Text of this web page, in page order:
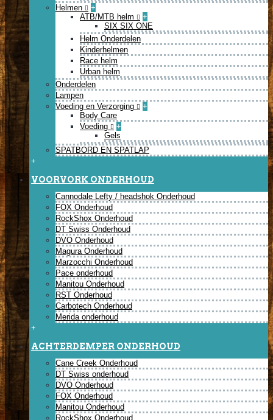
Helmen
+
ATB/MTB helm
+
SIX SIX ONE
Helm Onderdelen
Kinderhelmen
Race helm
Urban helm
Onderdelen
Lampen
Voeding en Verzorging
+
Body Care
Voeding
+
Gels
SPATBORD EN SPATLAP
+
VOORVORK ONDERHOUD
Cannodale Lefty / headshok Onderhoud
FOX Onderhoud
RockShox Onderhoud
DT Swiss Onderhoud
DVO Onderhoud
Magura Onderhoud
Marzocchi Onderhoud
Pace onderhoud
Manitou Onderhoud
RST Onderhoud
Carbotech Onderhoud
Merida onderhoud
+
ACHTERDEMPER ONDERHOUD
Cane Creek Onderhoud
DT Swiss onderhoud
DVO Onderhoud
FOX Onderhoud
Manitou Onderhoud
RockShox Onderhoud